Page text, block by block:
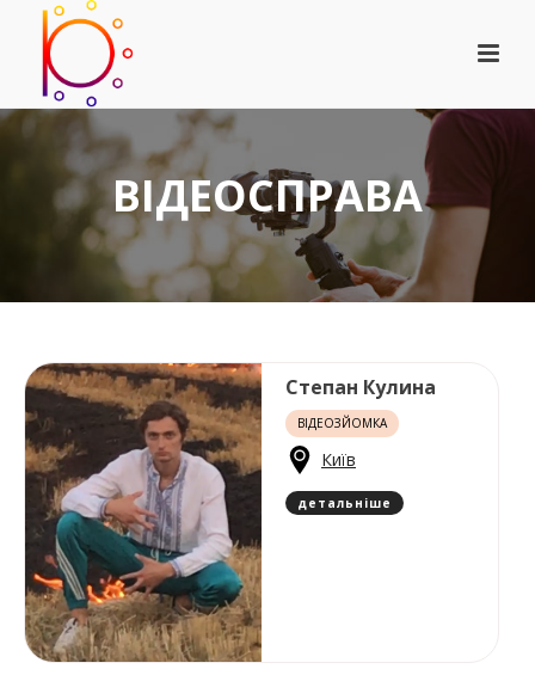
ВІДЕОСПРАВА
Степан Кулина
ВІДЕОЗЙОМКА
Київ
детальніше